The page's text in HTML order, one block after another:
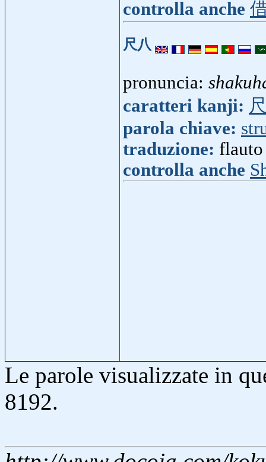
controlla anche
尺八
pronuncia:
caratteri kanji:
parola chiave:
traduzione:
controlla anche
Le parole visualizzate in
8192.